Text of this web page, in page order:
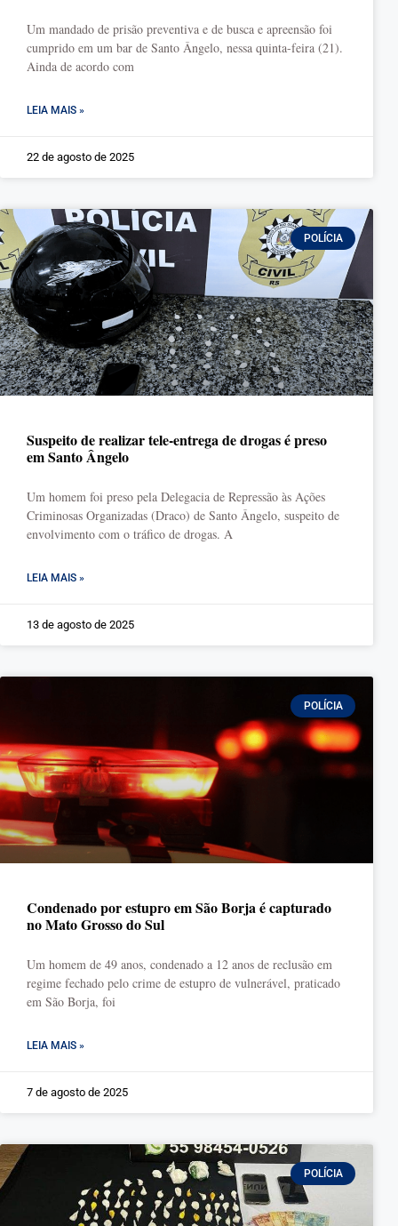
Um mandado de prisão preventiva e de busca e apreensão foi
cumprido em um bar de Santo Ângelo, nessa quinta-feira (21).
Ainda de acordo com
LEIA MAIS »
22 de agosto de 2025
POLÍCIA
Suspeito de realizar tele-entrega de drogas é preso
em Santo Ângelo
Um homem foi preso pela Delegacia de Repressão às Ações
Criminosas Organizadas (Draco) de Santo Ângelo, suspeito de
envolvimento com o tráfico de drogas. A
LEIA MAIS »
13 de agosto de 2025
POLÍCIA
Condenado por estupro em São Borja é capturado
no Mato Grosso do Sul
Um homem de 49 anos, condenado a 12 anos de reclusão em
regime fechado pelo crime de estupro de vulnerável, praticado
em São Borja, foi
LEIA MAIS »
7 de agosto de 2025
POLÍCIA